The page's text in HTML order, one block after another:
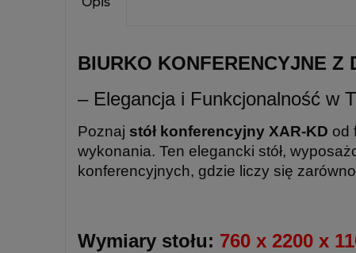
BIURKO KONFERENCYJNE Z
– Elegancja i Funkcjonalność w
Poznaj stół konferencyjny XAR-KD od
wykonania. Ten elegancki stół,
konferencyjnych, gdzie liczy się
Wymiary stołu: 760 x 2200 x